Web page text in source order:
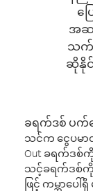
ပ
အဆ
သက်
ဆိုနို
ခရက်ဒစ် ပက်က
သင်က ငွေပမ
Out ခရက်ဒ
သင့်ခရက်ဒစ်ကို
ဖြင့် ကမ္ဘာပ